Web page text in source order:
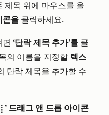
제목 위에 마우스를 올
콘을 클릭하세요.
면 ‘단락 제목 추가’를 클
의 이름을 지정할 텍스
단락 제목을 추가할 수
’ 드래그 앤 드롭 아이콘